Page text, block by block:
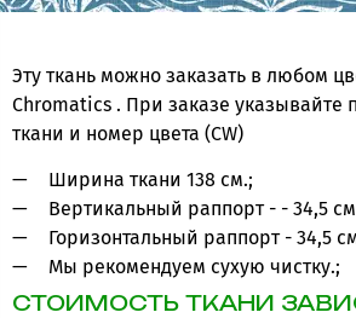
Эту ткань можно заказать в любом
Chromatics . При заказе указывайте
ткани и номер цвета (CW)
Ширина ткани 138 см.;
Вертикальный раппорт - - 34,5
Горизонтальный раппорт - 34,5
Мы рекомендуем сухую чистку.;
СТОИМОСТЬ ТКАНИ